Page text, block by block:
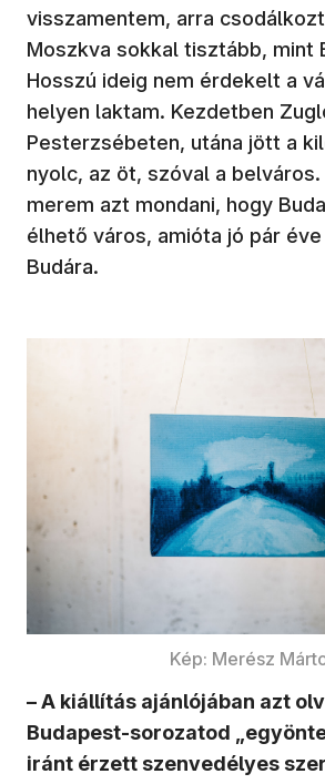
visszamentem, arra
Moszkva sokkal tisztább, mint
Hosszú ideig nem érdekelt a
helyen laktam. Kezdetben
Pesterzsébeten, utána jött a
nyolc, az öt, szóval a
merem azt mondani, hogy
élhető város, amióta jó pár
Budára.
Kép: Merész
– A kiállítás ajánlójában azt
Budapest-sorozatod
iránt érzett szenvedélyes